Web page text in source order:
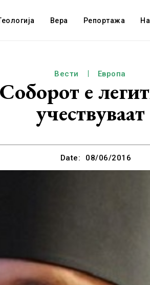
Вера Репортажа
Вести Европа
е
учествуваат
Date: 08/06/2016